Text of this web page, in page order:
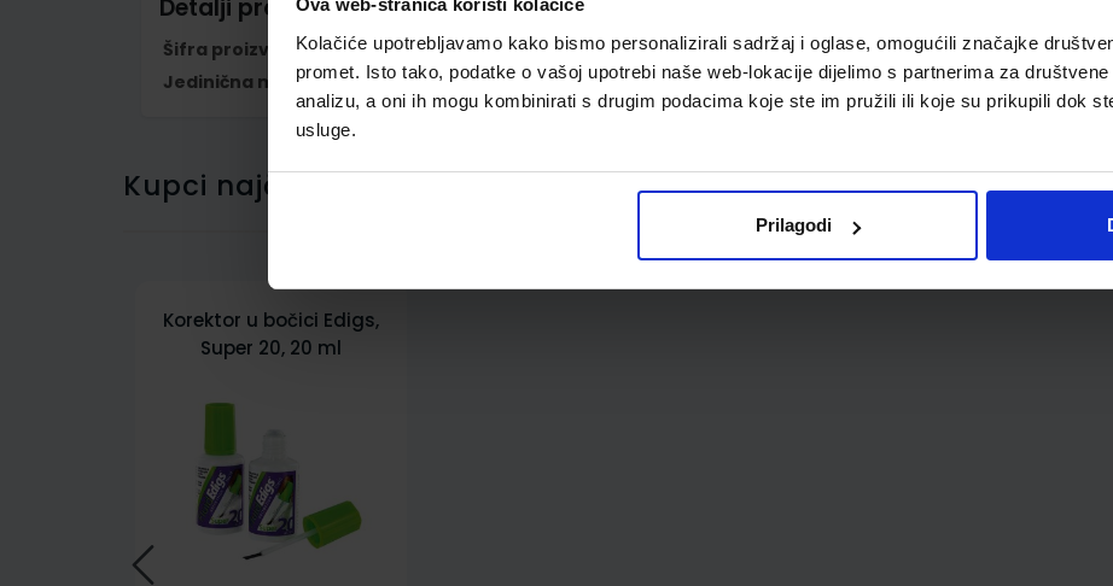
Ova web-stranica koristi kolačiće
Kolačiće upotrebljavamo kako bismo personalizirali sadržaj i oglase, omogućili značajke
promet. Isto tako, podatke o vašoj upotrebi naše web-lokacije dijelimo s partnerima za
analizu, a oni ih mogu kombinirati s drugim podacima koje ste im pružili ili koje su prikupili dok
usluge.
Prilagodi
Detalji proizvoda
Šifra proizvoda
956207
Jedinična mjera
kom
Kupci najčešće biraju..
Korektor u bočici Edigs,
Super 20, 20 ml